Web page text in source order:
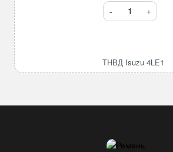
Количество
товара
ТНВД Isuzu 4LE1